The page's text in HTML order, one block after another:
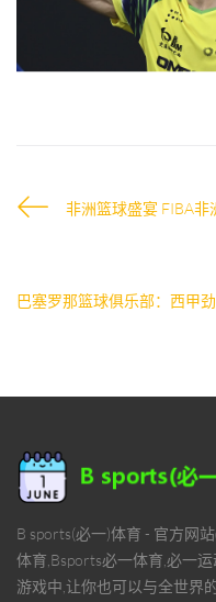
非洲篮球盛宴 FIBA
巴塞罗那篮球俱乐部：西甲
B sports(必一)体育 - 官方网
体育,Bsports必一体育,必一
游戏中,让你也可以与全世界